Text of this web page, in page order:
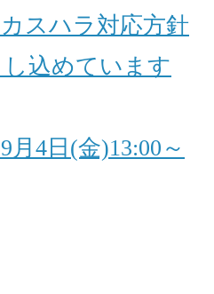
スハラ対応方針
込めています
月4日(金)13:00～